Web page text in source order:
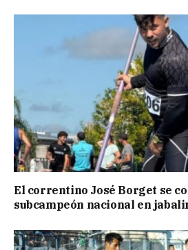
El correntino José Borget se
subcampeón nacional en